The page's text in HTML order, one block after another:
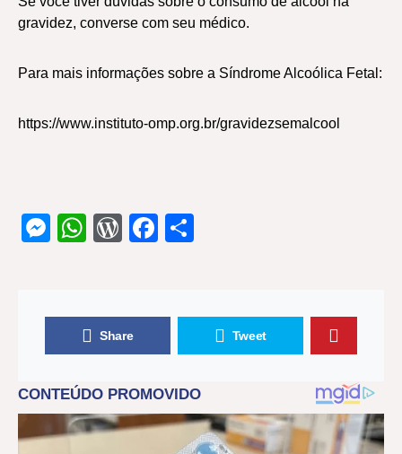
gravidez, converse com seu médico.
Para mais informações sobre a Síndrome Alcoólica Fetal:
https://www.instituto-omp.org.br/gravidezsemalcool
Messenger
WhatsApp
WordPress
Facebook
Share Tweet